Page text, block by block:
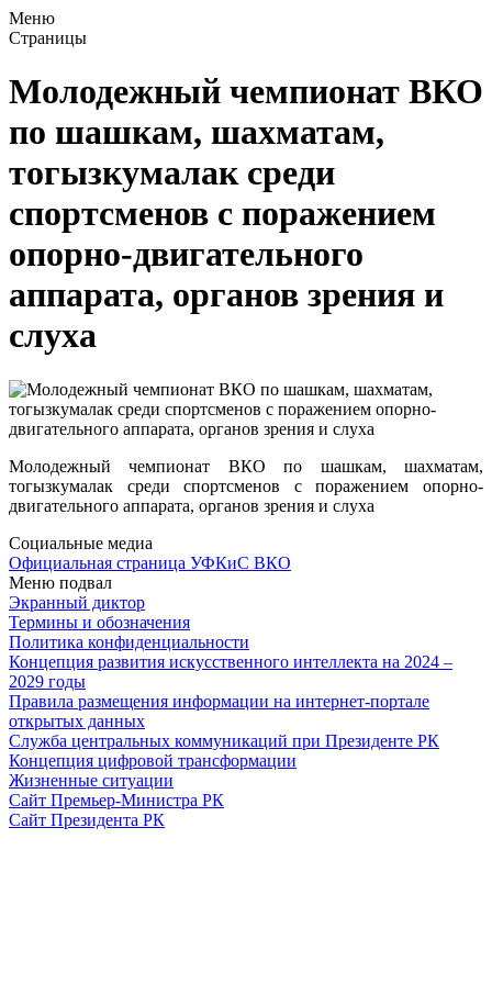
Меню
Страницы
Молодежный чемпионат ВКО
по шашкам, шахматам,
тогызкумалак среди
спортсменов с поражением
опорно-двигательного
аппарата, органов зрения и
слуха
Молодежный чемпионат ВКО по шашкам, шахматам,
тогызкумалак среди спортсменов с поражением опорно-
двигательного аппарата, органов зрения и слуха
Социальные медиа
Официальная страница УФКиС ВКО
Меню подвал
Экранный диктор
Термины и обозначения
Политика конфиденциальности
Концепция развития искусственного интеллекта на 2024 –
2029 годы
Правила размещения информации на интернет-портале
открытых данных
Служба центральных коммуникаций при Президенте РК
Концепция цифровой трансформации
Жизненные ситуации
Сайт Премьер-Министра РК
Сайт Президента РК